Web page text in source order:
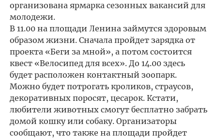
организована ярмарка сезонных вакансий для
молодежи.
В 11.00 на площади Ленина займутся здоровым
образом жизни. Сначала пройдет зарядка от
проекта «Беги за мной», а потом состоится
квест «Велосипед для всех». До 14.00 здесь
будет расположен контактный зоопарк.
Можно будет потрогать кроликов, страусов,
декоративных поросят, цесарок. Кстати,
любители животных смогут бесплатно забрать
домой кошку или собаку. Организаторы
сообщают, что также на площади пройдет